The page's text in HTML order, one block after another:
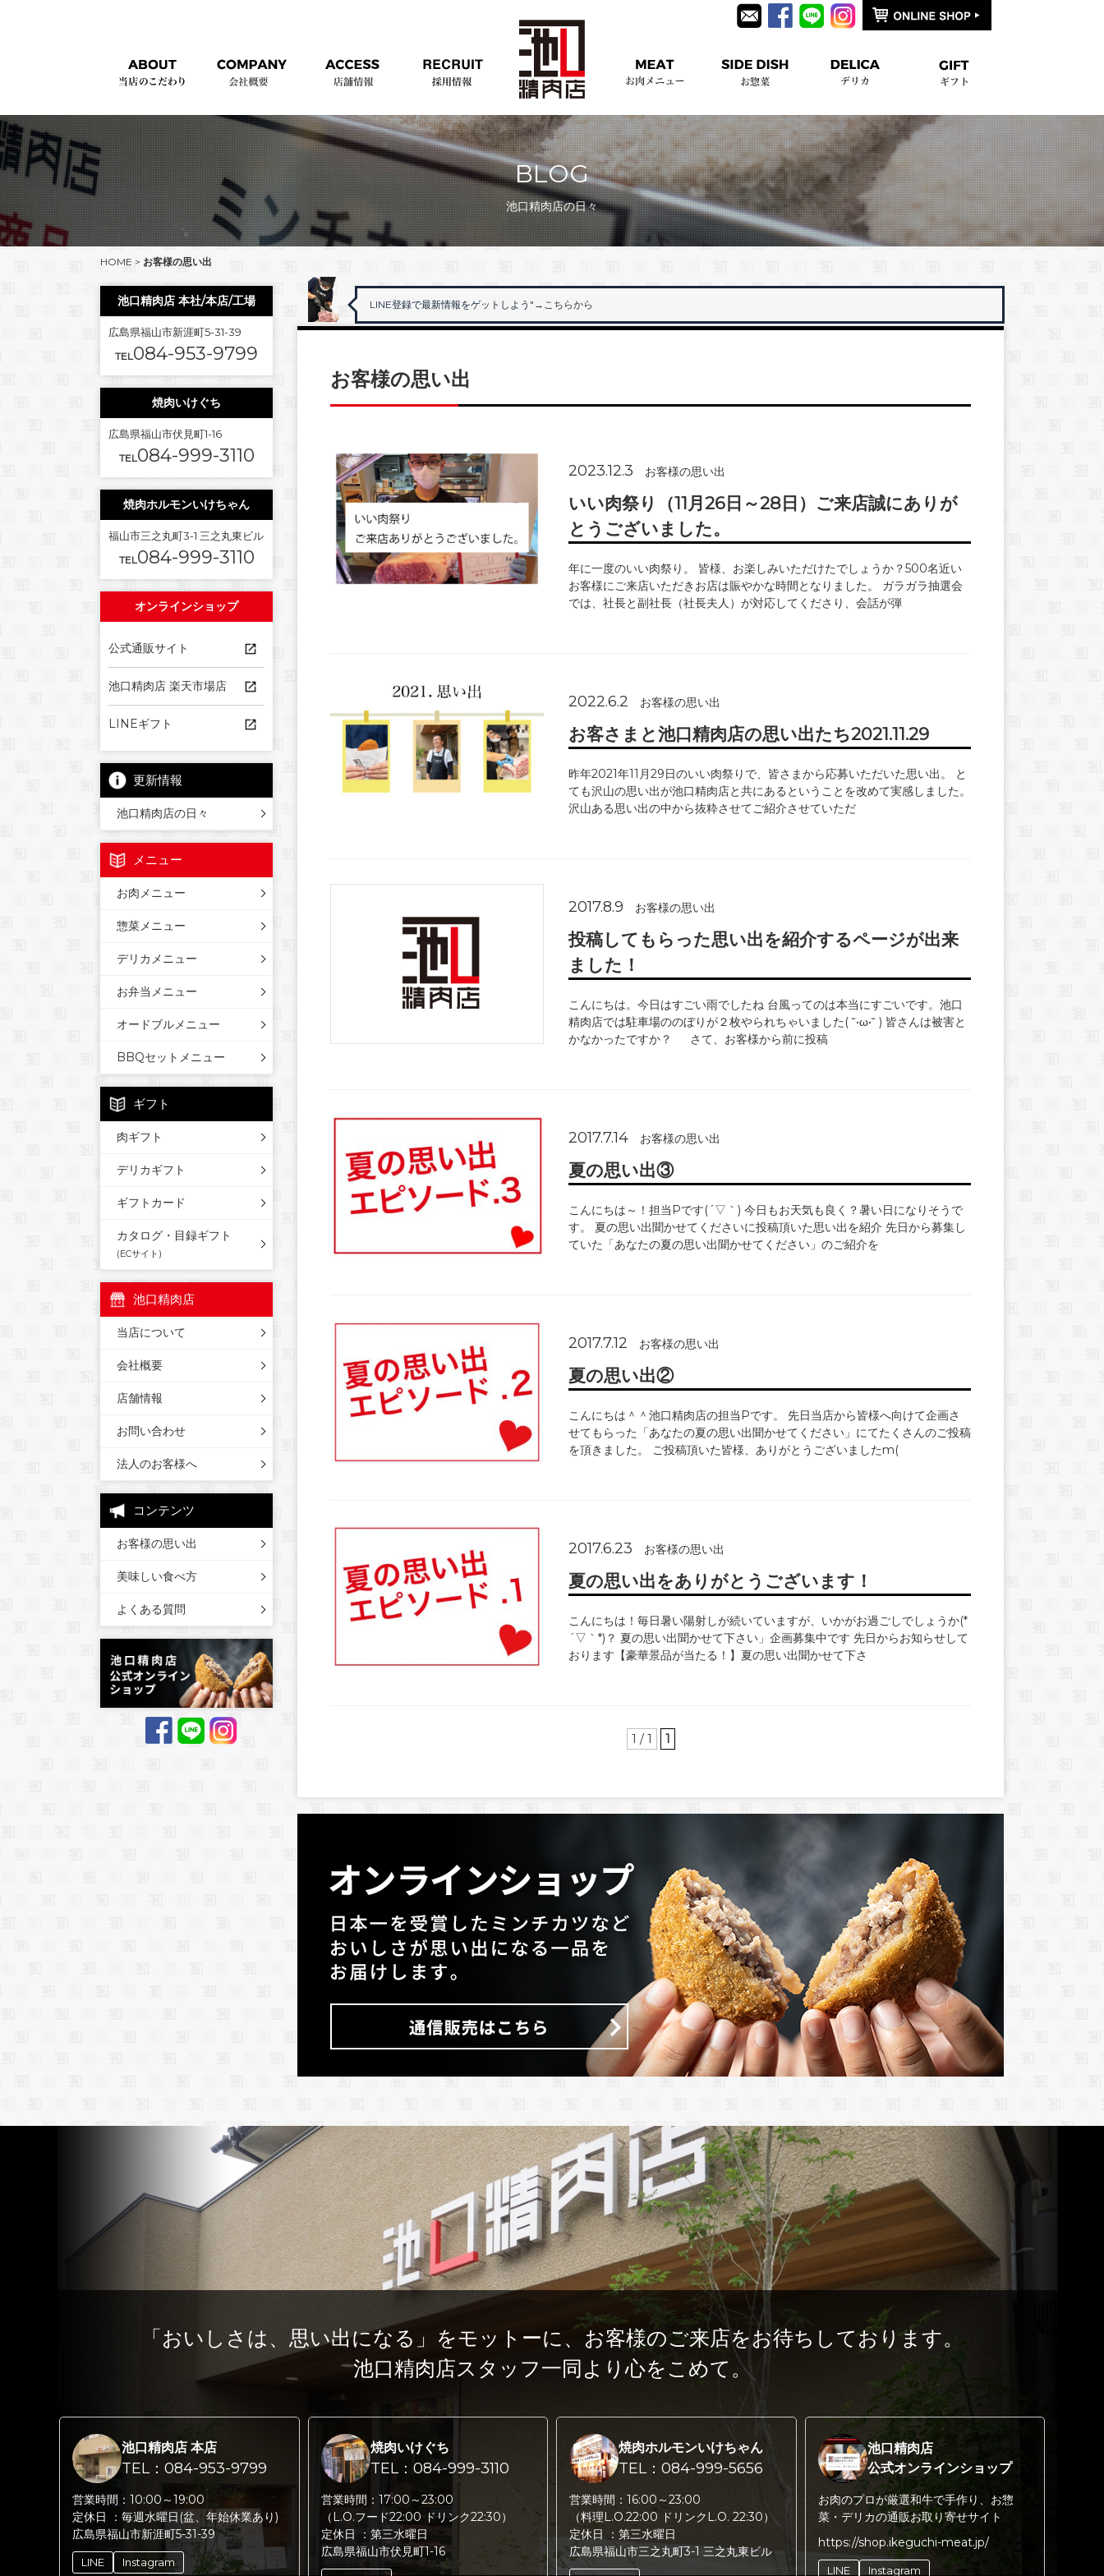
BLOG
池口精肉店の日々
HOME > お客様の思い出
LINE登録で最新情報をゲットしよう" →こちらから
お客様の思い出
2023.12.3 お客様の思い出
いい肉祭り（11月26日～28日）ご来店誠にありが
とうございました。
年に一度のいい肉祭り。 皆様、お楽しみいただけたでしょうか？500名近い
お客様にご来店いただきお店は賑やかな時間となりました。 ガラガラ抽選会
では、社長と副社長（社長夫人）が対応してくださり、会話が弾
2022.6.2 お客様の思い出
お客さまと池口精肉店の思い出たち2021.11.29
昨年2021年11月29日のいい肉祭りで、皆さまから応募いただいた思い出。 と
ても沢山の思い出が池口精肉店と共にあるということを改めて実感しました。
沢山ある思い出の中から抜粋させてご紹介させていただ
2017.8.9 お客様の思い出
投稿してもらった思い出を紹介するページが出来
ました！
こんにちは。今日はすごい雨でしたね 台風ってのは本当にすごいです。池口
精肉店では駐車場ののぼりが２枚やられちゃいました( ˘•ω•˘ ) 皆さんは被害と
かなかったですか？ さて、お客様から前に投稿
2017.7.14 お客様の思い出
夏の思い出③
こんにちは～！担当Pです(´▽｀) 今日もお天気も良く？暑い日になりそうで
す。 夏の思い出聞かせてくださいに投稿頂いた思い出を紹介 先日から募集し
ていた「あなたの夏の思い出聞かせてください」のご紹介を
2017.7.12 お客様の思い出
夏の思い出②
こんにちは＾＾池口精肉店の担当Pです。 先日当店から皆様へ向けて企画さ
せてもらった「あなたの夏の思い出聞かせてください」にてたくさんのご投稿
を頂きました。 ご投稿頂いた皆様、ありがとうございましたm(
2017.6.23 お客様の思い出
夏の思い出をありがとうございます！
こんにちは！毎日暑い陽射しが続いていますが、いかがお過ごしでしょうか(*
´▽｀*)？ 夏の思い出聞かせて下さい」企画募集中です 先日からお知らせして
おります【豪華景品が当たる！】夏の思い出聞かせて下さ
1 / 1 1
池口精肉店 本社/本店/工場
広島県福山市新涯町5-31-39
TEL084-953-9799
焼肉いけぐち
広島県福山市伏見町1-16
TEL084-999-3110
焼肉ホルモンいけちゃん
福山市三之丸町3-1 三之丸東ビル
TEL084-999-3110
オンラインショップ
公式通販サイト
池口精肉店 楽天市場店
LINEギフト
更新情報
池口精肉店の日々
メニュー
お肉メニュー
惣菜メニュー
デリカメニュー
お弁当メニュー
オードブルメニュー
BBQセットメニュー
ギフト
肉ギフト
デリカギフト
ギフトカード
カタログ・目録ギフト
(ECサイト)
池口精肉店
当店について
会社概要
店舗情報
お問い合わせ
法人のお客様へ
コンテンツ
お客様の思い出
美味しい食べ方
よくある質問
「おいしさは、思い出になる」をモットーに、 お客様のご来店をお待ちしております。
池口精肉店スタッフ一同より心をこめて。
池口精肉店 本店
TEL：084-953-9799
営業時間： 10:00～19:00
定休日 ： 毎週水曜日(盆、年始休業あり)
広島県福山市新涯町5-31-39
LINE Instagram
焼肉いけぐち
TEL：084-999-3110
営業時間： 17:00～23:00
（L.O.フード22:00 ドリンク22:30）
定休日 ： 第三水曜日
広島県福山市伏見町1-16
焼肉ホルモンいけちゃん
TEL：084-999-5656
営業時間： 16:00～23:00
（料理L.O.22:00 ドリンクL.O. 22:30）
定休日 ： 第三水曜日
広島県福山市三之丸町3-1 三之丸東ビル
池口精肉店
公式オンラインショップ
お肉のプロが厳選和牛で手作り、お惣
菜・デリカの通販お取り寄せサイト
https://shop.ikeguchi-meat.jp/
LINE Instagram